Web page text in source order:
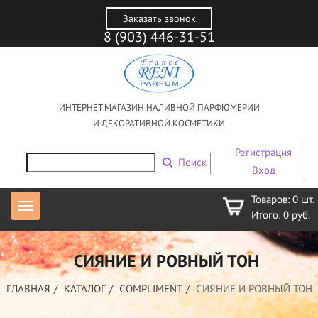
Заказать звонок
8 (903) 446-31-51
ИНТЕРНЕТ МАГАЗИН НАЛИВНОЙ ПАРФЮМЕРИИ
И ДЕКОРАТИВНОЙ КОСМЕТИКИ
Поиск
Регистрация
Вход
Товаров: 0 шт.
Итого: 0 руб.
СИЯНИЕ И РОВНЫЙ ТОН
ГЛАВНАЯ КАТАЛОГ COMPLIMENT СИЯНИЕ И РОВНЫЙ ТОН